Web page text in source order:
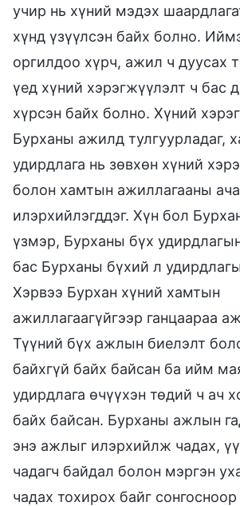
учир нь хүний мэдэх
хүнд үзүүлсэн байх болно.
оргилдоо хүрч, ажил ч дуусах
үед хүний хэрэгжүүлэлт ч бас
хүрсэн байх болно. Хүний
Бурханы ажилд тулгуурладаг,
удирдлага нь зөвхөн хүний
болон хамтын ажиллагааны
илэрхийлэгддэг. Хүн бол
үзмэр, Бурханы бүх
бас Бурханы бүхий л
Хэрвээ Бурхан хүний хамтын
ажиллагаагүйгээр ганцаараа
Түүний бүх ажлын биелэлт
байхгүй байх байсан ба ийм
удирдлага өчүүхэн төдий ч ач
байх байсан. Бурханы ажлын
энэ ажлыг илэрхийлж чадах,
чадагч байдал болон мэргэн
чадах тохирох байг